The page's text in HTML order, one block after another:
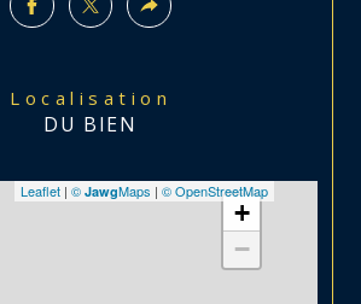
Localisation
DU BIEN
+
−
Leaflet | © JawgMaps | © OpenStreetMap